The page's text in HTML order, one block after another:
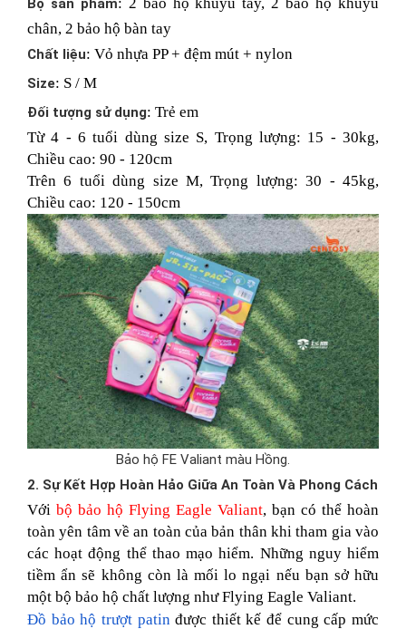
Bộ sản phẩm
chân, 2 bảo hộ bàn tay
Chất liệu: Vỏ nhựa PP + đệm mút + nylon
Size: S / M
Đối tượng sử dụng: Trẻ em
Từ 4 - 6 tuổi dùng size S, Trọng lượng: 15 - 30kg,
Chiều cao: 90 - 120cm
Trên 6 tuổi dùng size M, Trọng lượng: 30 - 45kg,
Chiều cao: 120 - 150cm
Bảo hộ FE Valiant màu Hồng.
2. Sự Kết Hợp Hoàn Hảo Giữa An Toàn Và Phong Cách
Với bộ bảo hộ Flying Eagle Valiant, bạn có thể hoàn
toàn yên tâm về an toàn của bản thân khi tham gia vào
các hoạt động thể thao mạo hiểm. Những nguy hiểm
tiềm ẩn sẽ không còn là mối lo ngại nếu bạn sở hữu
một bộ bảo hộ chất lượng như Flying Eagle Valiant.
Đồ bảo hộ trượt patin được thiết kế để cung cấp mức